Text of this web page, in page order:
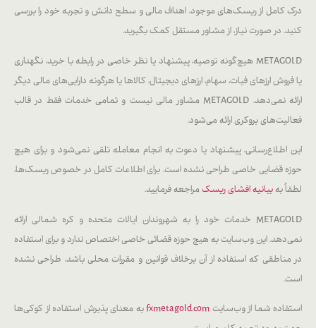
درک کامل از ریسک‌های موجود، اهداف مالی و سطح دانش و تجربه خود را بررسی
کنید. در صورت نیاز، از مشاور مستقل کمک بگیرید.
METAGOLD هیچ‌گونه توصیه، پیشنهاد یا نظر خاصی در رابطه با خرید، نگهداری
یا فروش ارزهای فیات، سهام، ارزهای دیجیتال، کالاها یا هرگونه دارایی‌های مالی دیگر
ارائه نمی‌دهد. METAGOLD مشاور مالی نیست و تمامی خدمات فقط در قالب
فعالیت‌های بروکری ارائه می‌شود.
این اطلاع‌رسانی، پیشنهاد یا دعوت به انجام معامله تلقی نمی‌شود و برای هیچ
حوزه قضایی خاصی طراحی نشده است. برای اطلاعات کامل در خصوص ریسک‌ها،
لطفاً بهبیانیه افشای ریسک مراجعه فرمایید.
METAGOLD خدمات خود را به شهروندان ایالات متحده و کره شمالی ارائه
نمی‌دهد. این وب‌سایت به هیچ حوزه قضائی خاصی اختصاص ندارد و برای استفاده
در مناطقی که استفاده از آن برخلاف قوانین و مقررات محلی باشد، طراحی نشده
است.
استفاده شما از وب‌سایت fxmetagold.comبه معنای پذیرش استفاده از کوکی‌ها